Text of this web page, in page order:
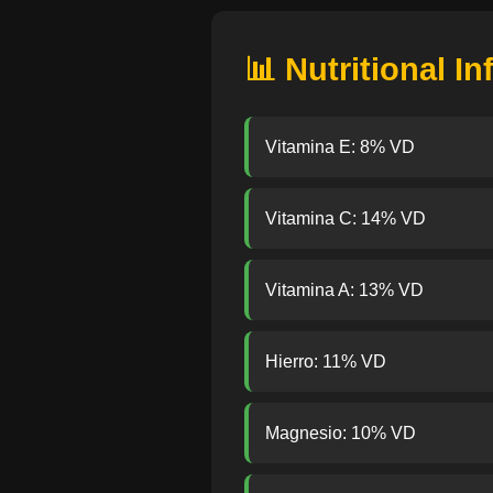
📊 Nutritional
Vitamina E: 8% VD
Vitamina C: 14% VD
Vitamina A: 13% VD
Hierro: 11% VD
Magnesio: 10% VD